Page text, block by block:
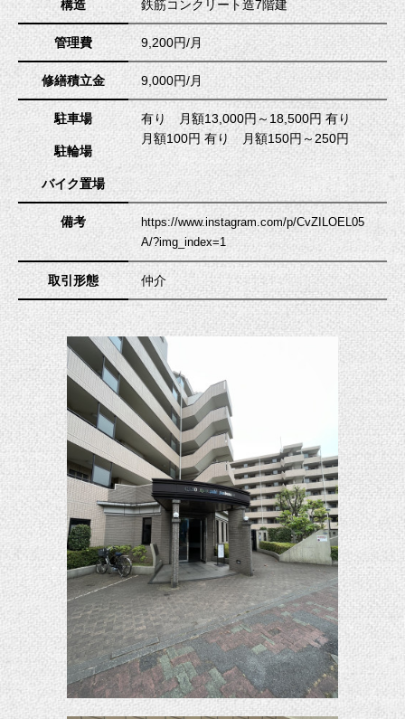
構造 鉄筋コンクリート造7階建
管理費 9,200円/月
修繕積立金 9,000円/月
駐車場
駐輪場
バイク置場
有り 月額13,000円～18,500円 有り
月額100円 有り 月額150円～250円
備考
https://www.instagram.com/p/CvZILOEL05
A/?img_index=1
取引形態 仲介